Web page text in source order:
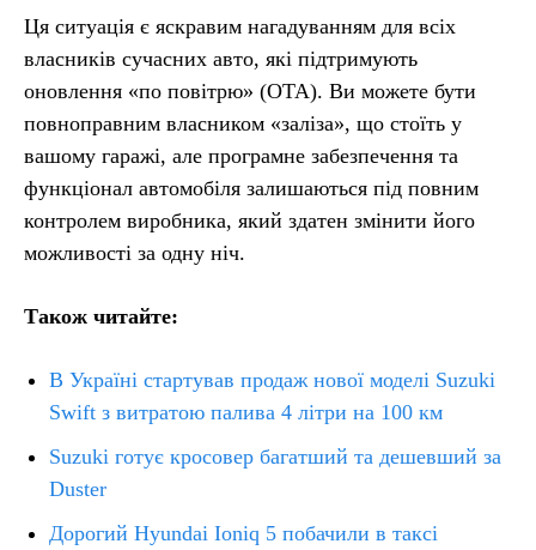
Ця ситуація є яскравим нагадуванням для всіх
власників сучасних авто, які підтримують
оновлення «по повітрю» (OTA). Ви можете бути
повноправним власником «заліза», що стоїть у
вашому гаражі, але програмне забезпечення та
функціонал автомобіля залишаються під повним
контролем виробника, який здатен змінити його
можливості за одну ніч.
Також читайте:
В Україні стартував продаж нової моделі Suzuki
Swift з витратою палива 4 літри на 100 км
Suzuki готує кросовер багатший та дешевший за
Duster
Дорогий Hyundai Ioniq 5 побачили в таксі